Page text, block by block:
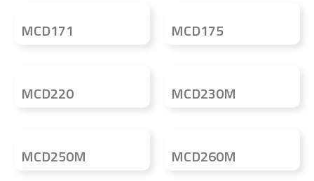
MCD171 MCD175
MCD220 MCD230M
MCD250M MCD260M